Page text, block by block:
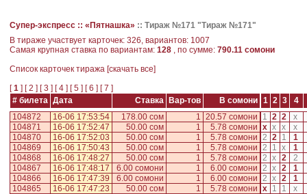
Супер-экспресс :: «Пятнашка» :: Тираж №171 "Тираж №171"
В тираже участвует карточек: 326, вариантов: 1007
Самая крупная ставка по вариантам: 128 , по сумме: 790.11 сомони
Cписок карточек тиража [скачать все]
[1 ] [2 ] [3 ] [4 ] [5 ] [6 ] [7 ]
# билета Дата Ставка Вар-тов В сомони 1 2 3
4
104872
16-06 17:53:54 178.00 сом 1 20.57 сомони 1 2 2 x
104871
16-06 17:52:47 50.00 сом 1 5.78 сомони x x x
x
104870
16-06 17:52:03 50.00 сом 1 5.78 сомони 2 2 1
1
104869
16-06 17:50:43 50.00 сом 1 5.78 сомони 2 1 x 1
104868
16-06 17:48:27 50.00 сом 1 5.78 сомони 2 x 2 2
104867
16-06 17:48:17 6.00 сомони 1 6.00 сомони 2 x 2 1
104866
16-06 17:47:39 6.00 сомони 1 6.00 сомони 2 x 2 1
104865
16-06 17:47:23 50.00 сом 1 5.78 сомони x 1 1
x